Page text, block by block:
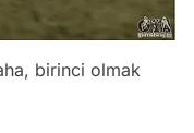
birinci olmak